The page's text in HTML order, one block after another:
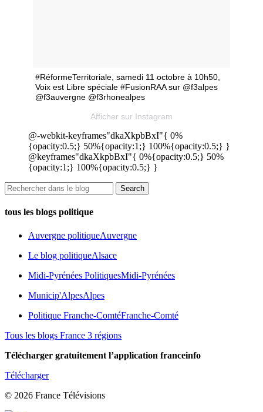
#RéformeTerritoriale, samedi 11 octobre à 10h50,
Voix est Libre spéciale #FusionRAA sur @f3alpes
@f3auvergne @f3rhonealpes
Afficher sur Instagram
@-webkit-keyframes"dkaXkpbBxI"{ 0%
{opacity:0.5;} 50%{opacity:1;} 100%{opacity:0.5;} }
@keyframes"dkaXkpbBxI"{ 0%{opacity:0.5;} 50%
{opacity:1;} 100%{opacity:0.5;} }
tous les blogs politique
Auvergne politiqueAuvergne
Le blog politiqueAlsace
Midi-Pyrénées PolitiquesMidi-Pyrénées
Municip'AlpesAlpes
Politique Franche-ComtéFranche-Comté
Tous les blogs France 3 régions
Télécharger gratuitement l’application franceinfo
Télécharger
© 2026 France Télévisions